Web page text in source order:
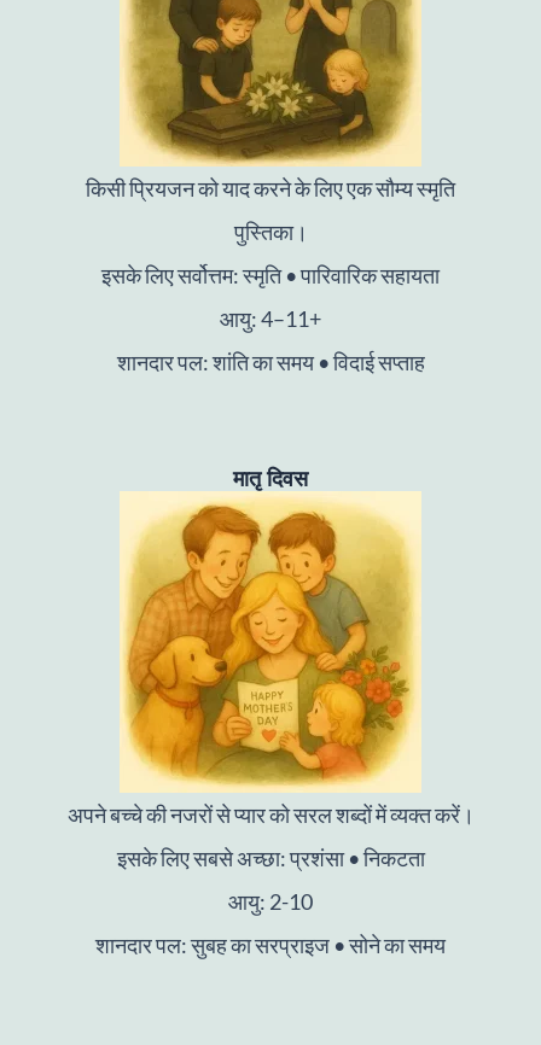
किसी प्रियजन को याद करने के लिए एक सौम्य स्मृति
पुस्तिका।
इसके लिए सर्वोत्तम: स्मृति • पारिवारिक सहायता
आयु: 4–11+
शानदार पल: शांति का समय • विदाई सप्ताह
मातृ दिवस
अपने बच्चे की नजरों से प्यार को सरल शब्दों में व्यक्त करें।
इसके लिए सबसे अच्छा: प्रशंसा • निकटता
आयु: 2-10
शानदार पल: सुबह का सरप्राइज • सोने का समय